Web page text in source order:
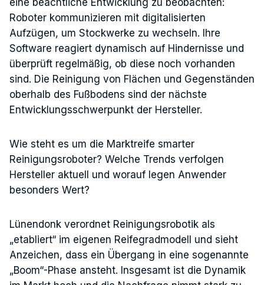
eine beachtliche Entwicklung zu beobachten:
Roboter kommunizieren mit digitalisierten
Aufzügen, um Stockwerke zu wechseln. Ihre
Software reagiert dynamisch auf Hindernisse und
überprüft regelmäßig, ob diese noch vorhanden
sind. Die Reinigung von Flächen und Gegenständen
oberhalb des Fußbodens sind der nächste
Entwicklungsschwerpunkt der Hersteller.
Wie steht es um die Marktreife smarter
Reinigungsroboter? Welche Trends verfolgen
Hersteller aktuell und worauf legen Anwender
besonders Wert?
Lünendonk verordnet Reinigungsrobotik als
„etabliert“ im eigenen Reifegradmodell und sieht
Anzeichen, dass ein Übergang in eine sogenannte
„Boom“-Phase ansteht. Insgesamt ist die Dynamik